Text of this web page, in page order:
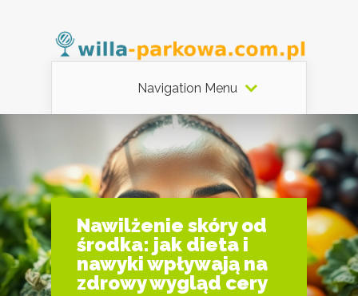
Navigation Menu
Nawilżenie skóry od
środka: jak dieta i
nawyki wpływają na
zdrowy wygląd cery